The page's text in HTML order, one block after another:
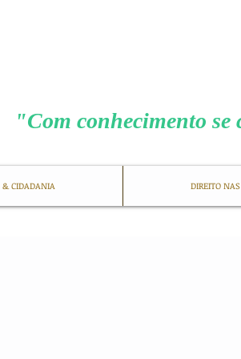
"Com conhecimento
& CIDADANIA DIREITO